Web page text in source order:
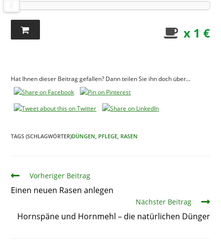
x 1 €
Hat Ihnen dieser Beitrag gefallen? Dann teilen Sie ihn doch über...
TAGS (SCHLAGWÖRTER)DÜNGEN, PFLEGE, RASEN
ArtikelVorheriger Beitrag
Einen neuen Rasen anlegen
Nächster Beitrag
Hornspäne und Hornmehl – die natürlichen Dünger